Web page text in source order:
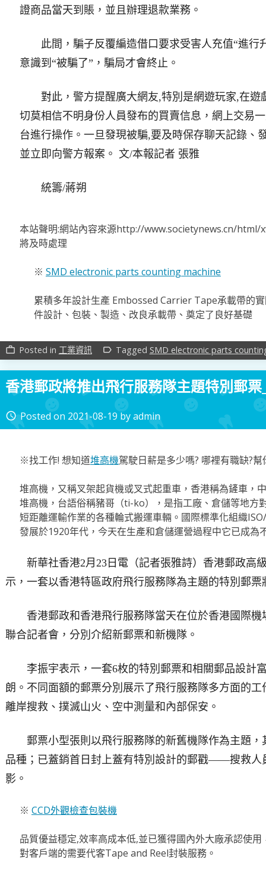
證商品當天到賬，並且辦理退款業務。
此間，騙子反覆編造借口要求受害人充值“進行
意識到“被騙了”，騙局才會終止。
對此，警方提醒廣大網友,特別是網遊玩家,在遊
切莫相信不明身份人員發布的買賣信息，網上交易
台進行操作。一旦發現被騙,要及時保存聊天記錄、
並立即向警方報案。 文/本報記者 張雅
統籌/蔣朔
本站聲明:網站內容來源http://www.societynews.cn/html/
將及時處理
※ SMD electronic parts counting machine
累積多年設計生產 Embossed Carrier Tape承載帶的
件設計、包裝、製造、改良承載帶、奠定了良好基礎
work_outline Posted in 工業資訊 label_outline Tagged SMD electronic parts
香港郵政將推出飛行服務隊主題特別郵票
access_time Posted on 2021-08-19 byadmin
※找工作! 想知道堆高機駕駛日薪是多少嗎? 哪裡有職缺?
堆高機，又稱叉架起貨機或叉式起重車，香港稱為鏟車，
堆高機，台語俗稱豬哥（ti-ko），是指工廠、倉儲等地方
短距離運輸作業的各種輪式搬運車輛。國際標準化組織
發展於1920年代，今天在生產和倉儲運營過程中它已成為
新華社香港2月23日電（記者張雅詩）香港郵政高
示，一套以香港特區政府飛行服務隊為主題的特別郵票
香港郵政和香港飛行服務隊當天在位於香港國際
聯合記者會，分別介紹新郵票和新機隊。
李振宇表示，一套6枚的特別郵票和相關郵品設計
朗。不同面額的郵票分別展示了飛行服務隊多方面的
離岸搜救、撲滅山火、空中測量和內部保安。
郵票小型張則以飛行服務隊的新舊機隊作為主題
品種；已蓋銷首日封上蓋有特別設計的郵戳——搜救人
影。
※ CCD外觀檢查包裝機
品質優益穩定,效率高成本低,並已獲得國內外大廠承認使
對客戶端的需要代客Tape and Reel封裝服務。